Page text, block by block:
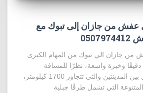
عفش من جازان إلى تبوك مع
من جازان الي تبوك من المهام الكبرى
وخبرة واسعة، نظرًا للمسافة
الشاسعة التي تفصل بين المدينتين والتي تتجاوز 1700 كيلومتر،
التي تشمل طرقًا جبلية